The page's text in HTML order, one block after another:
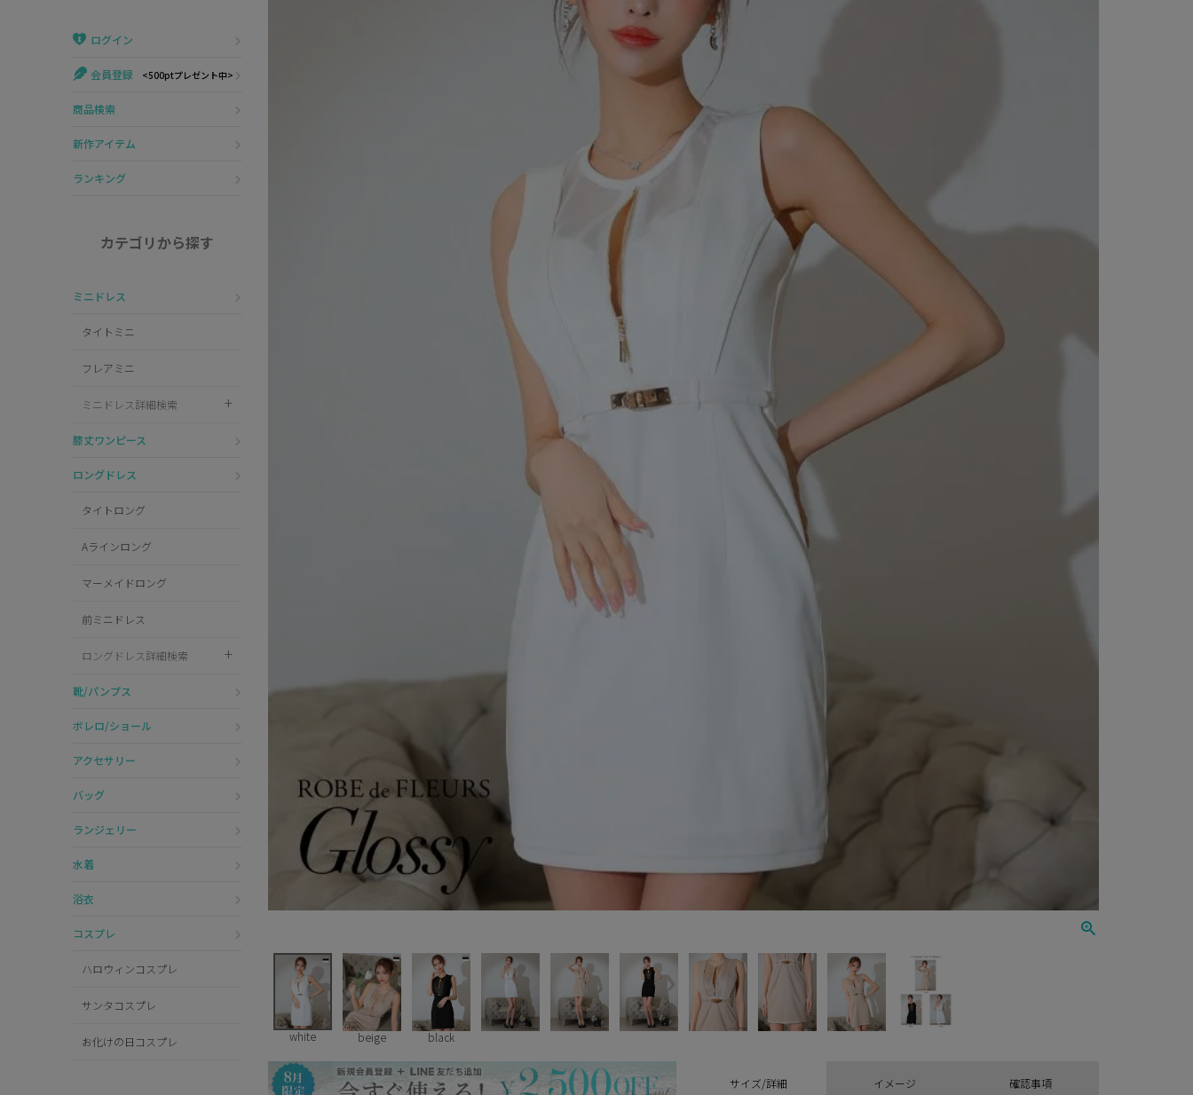
GLAMOROUS
ログイン
会員登録 <500ptプレゼント中>
商品検索
新作アイテム
ランキング
カテゴリから探す
ミニドレス
タイトミニ
フレアミニ
ミニドレス詳細検索
膝丈ワンピース
ロングドレス
タイトロング
Aラインロング
マーメイドロング
前ミニドレス
ロングドレス詳細検索
靴/パンプス
ボレロ/ショール
アクセサリー
バッグ
ランジェリー
水着
浴衣
コスプレ
ハロウィンコスプレ
サンタコスプレ
お化けの日コスプレ white beige black
サイズ/詳細 イメージ 確認事項